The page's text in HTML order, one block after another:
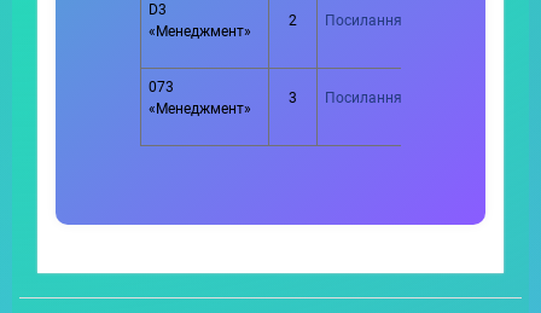
D3
«Менеджмент»
2 Посилання
073
«Менеджмент»
3 Посилання